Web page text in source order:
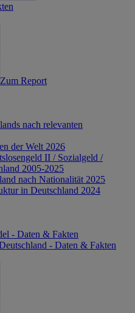
Zum Report
nach relevanten
der Welt 2026
II / Sozialgeld /
2005-2025
nach Nationalität 2025
in Deutschland 2024
- Daten & Fakten
- Daten & Fakten